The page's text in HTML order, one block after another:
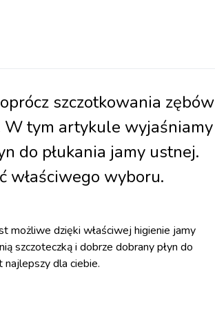
szczotkowania zębów
W tym artykule wyjaśniamy
do płukania jamy ustnej.
właściwego wyboru.
możliwe dzięki właściwej higienie jamy
szczoteczką i dobrze dobrany płyn do
dla ciebie.